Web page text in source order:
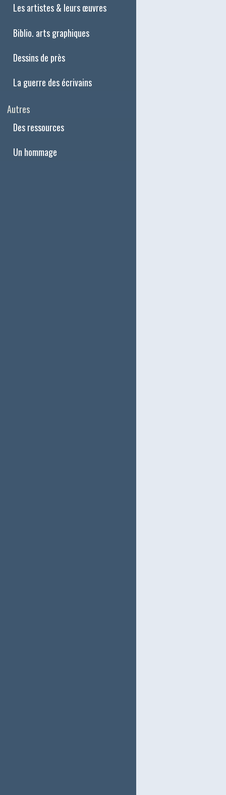
Les artistes & leurs œuvres
Biblio. arts graphiques
Dessins de près
La guerre des écrivains
Autres
Des ressources
Un hommage